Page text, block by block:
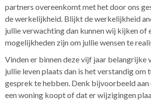
partners overeenkomt met het door ons
de werkelijkheid. Blijkt de werkelijkheid
jullie verwachting dan kunnen wij kijken of
mogelijkheden zijn om jullie wensen te
Vinden er binnen deze vijf jaar belangrijke
jullie leven plaats dan is het verstandig om
gesprek te hebben. Denk bijvoorbeeld
een woning koopt of dat er wijzigingen